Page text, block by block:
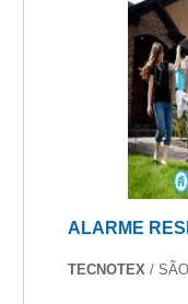
know-how
garantindo a
com foco total
em
importante
produtos e
proteção,
seus
de demonstrar
ALARME
TECNOTEX /